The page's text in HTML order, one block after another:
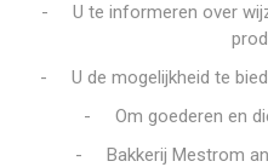
-
U te informeren over
-
U de mogelijkheid te
-
Om goederen en
-
Bakkerij Mestrom